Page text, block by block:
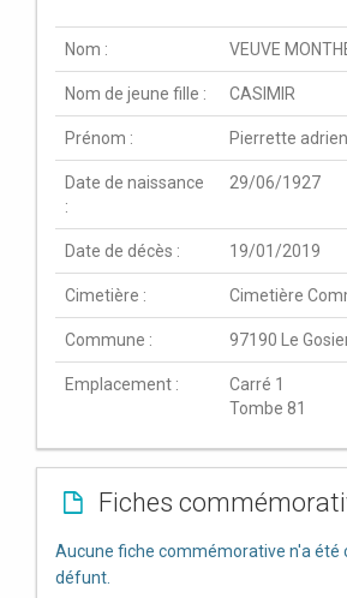
Nom : VEUVE
Nom de jeune fille : CASIMIR
Prénom : Pierrette
Date de naissance
:
29/06/1927
Date de décès : 19/01/2019
Cimetière : Cimetière
Commune : 97190 Le
Emplacement :
Carré 1
Tombe 81
Fiches
Aucune fiche commémorative n'a été
défunt.